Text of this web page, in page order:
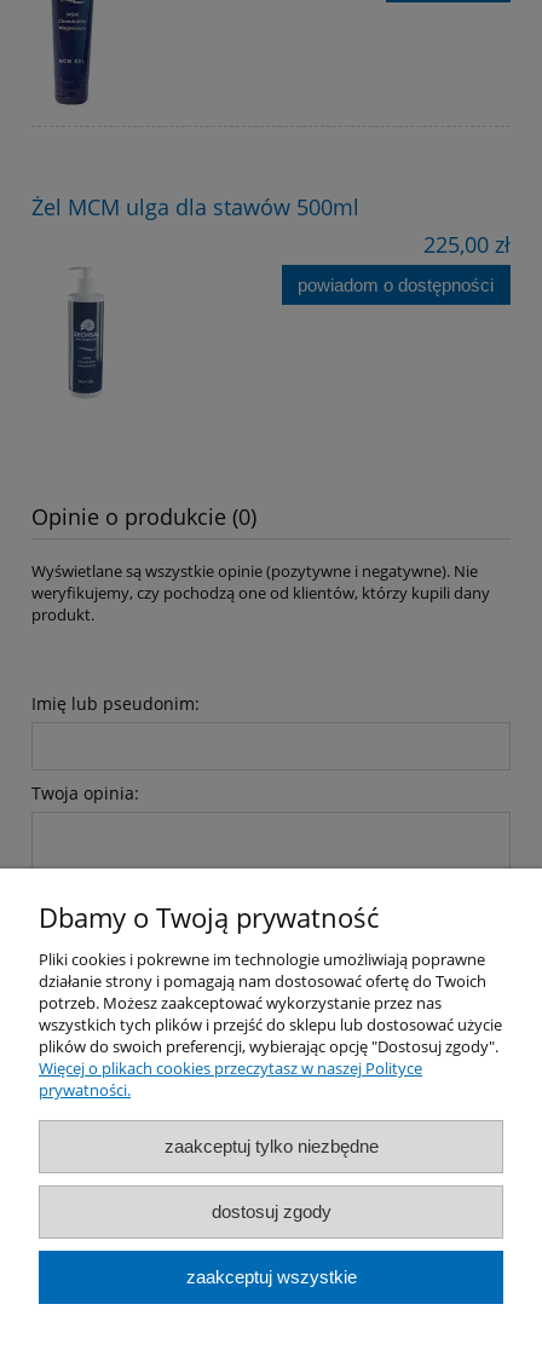
Żel MCM ulga dla stawów 500ml
225,00 zł
powiadom o dostępności
Opinie o produkcie (0)
Wyświetlane są wszystkie opinie (pozytywne i negatywne). Nie
weryfikujemy, czy pochodzą one od klientów, którzy kupili dany
produkt.
Imię lub pseudonim:
Twoja opinia:
wyślij
Moje konto
Płatności i dostawa
Informacje
O nas
Dbamy o Twoją prywatność
Pliki cookies i pokrewne im technologie umożliwiają poprawne
działanie strony i pomagają nam dostosować ofertę do Twoich
potrzeb. Możesz zaakceptować wykorzystanie przez nas
wszystkich tych plików i przejść do sklepu lub dostosować użycie
plików do swoich preferencji, wybierając opcję "Dostosuj zgody".
Więcej o plikach cookies przeczytasz w naszej Polityce
prywatności.
zaakceptuj tylko niezbędne
dostosuj zgody
zaakceptuj wszystkie